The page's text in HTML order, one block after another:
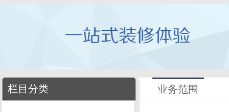
栏目分类 业务范围